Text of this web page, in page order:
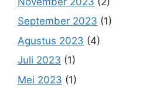
September 2023 (1)
Agustus 2023 (4)
Juli 2023 (1)
Mei 2023 (1)